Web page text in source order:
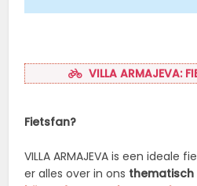
VILLA ARMAJEVA:
Fietsfan?
VILLA ARMAJEVA is een ideale
er alles over in ons